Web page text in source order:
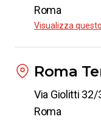
Roma
Visualizza
Roma
Via Giolitti
Roma